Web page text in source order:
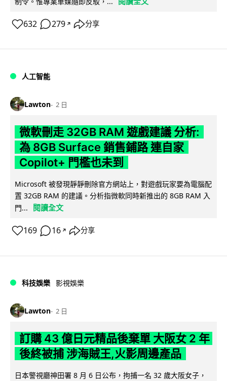
632 279 ↗ 分享
人工智能
Lawton 2 日
微軟刪走 32GB RAM 遊戲建議 分析:
為 8GB Surface 銷售鋪路 連自家
Copilot+ 門檻也未到
Microsoft 被發現靜靜刪除官方網站上，對遊戲玩家要為電腦配
置 32GB RAM 的建議。分析指微軟同時新推出的 8GB RAM 入
門...
閱讀全文
169 16 ↗ 分享
科技娛樂 影視娛樂
Lawton 2 日
訂購 43 億日元精品後棄單 大阪女 2 年
後終被捕 涉海賊王,火影周邊產品
日本警視廳神田署 8 月 6 日公布，拘捕一名 32 歲大阪女子，